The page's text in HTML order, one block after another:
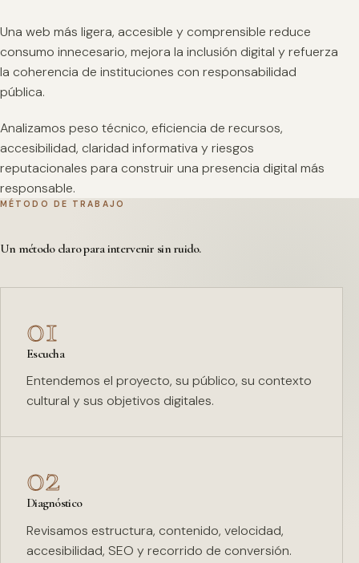
Una web más ligera, accesible y comprensible reduce
consumo innecesario, mejora la inclusión digital y refuerza
la coherencia de instituciones con responsabilidad
pública.
Analizamos peso técnico, eficiencia de recursos,
accesibilidad, claridad informativa y riesgos
reputacionales para construir una presencia digital más
responsable.
MÉTODO DE TRABAJO
Un método claro para intervenir sin ruido.
01
Escucha
Entendemos el proyecto, su público, su contexto
cultural y sus objetivos digitales.
02
Diagnóstico
Revisamos estructura, contenido, velocidad,
accesibilidad, SEO y recorrido de conversión.